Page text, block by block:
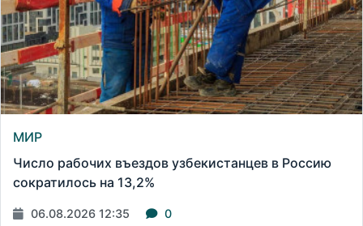
МИР
Число рабочих въездов узбекистанцев в Россию
сократилось на 13,2%
06.08.2026 12:35 0